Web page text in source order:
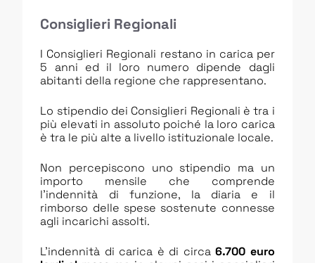
Consiglieri Regionali
I Consiglieri Regionali restano in carica per
5 anni ed il loro numero dipende dagli
abitanti della regione che rappresentano.
Lo stipendio dei Consiglieri Regionali è tra i
più elevati in assoluto poiché la loro carica
è tra le più alte a livello istituzionale locale.
Non percepiscono uno stipendio ma un
importo mensile che comprende
l’indennità di funzione, la diaria e il
rimborso delle spese sostenute connesse
agli incarichi assolti.
L’indennità di carica è di circa6.700 euro